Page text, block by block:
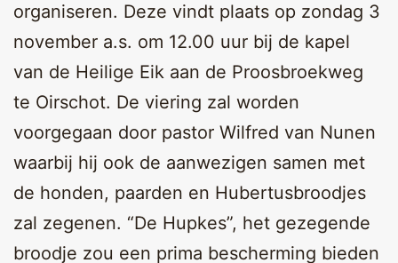
organiseren. Deze vindt plaats op zondag 3
november a.s. om 12.00 uur bij de kapel
van de Heilige Eik aan de Proosbroekweg
te Oirschot. De viering zal worden
voorgegaan door pastor Wilfred van Nunen
waarbij hij ook de aanwezigen samen met
de honden, paarden en Hubertusbroodjes
zal zegenen. “De Hupkes”, het gezegende
broodje zou een prima bescherming bieden